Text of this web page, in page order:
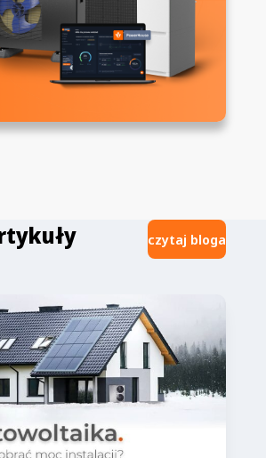
czytaj bloga